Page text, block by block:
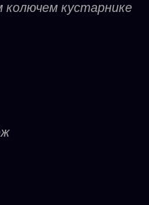
кустарнике